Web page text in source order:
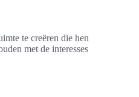
te creëren die hen
met de interesses